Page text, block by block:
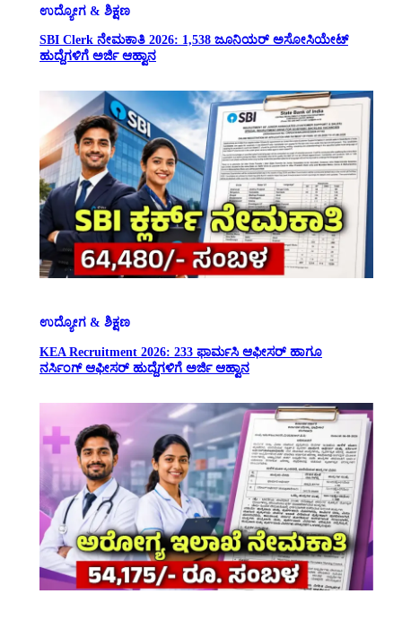
ಉದ್ಯೋಗ & ಶಿಕ್ಷಣ
SBI Clerk ನೇಮಕಾತಿ 2026: 1,538 ಜೂನಿಯರ್ ಅಸೋಸಿಯೇಟ್
ಹುದ್ದೆಗಳಿಗೆ ಅರ್ಜಿ ಆಹ್ವಾನ
ಉದ್ಯೋಗ & ಶಿಕ್ಷಣ
KEA Recruitment 2026: 233 ಫಾರ್ಮಸಿ ಆಫೀಸರ್ ಹಾಗೂ
ನರ್ಸಿಂಗ್ ಆಫೀಸರ್ ಹುದ್ದೆಗಳಿಗೆ ಅರ್ಜಿ ಆಹ್ವಾನ